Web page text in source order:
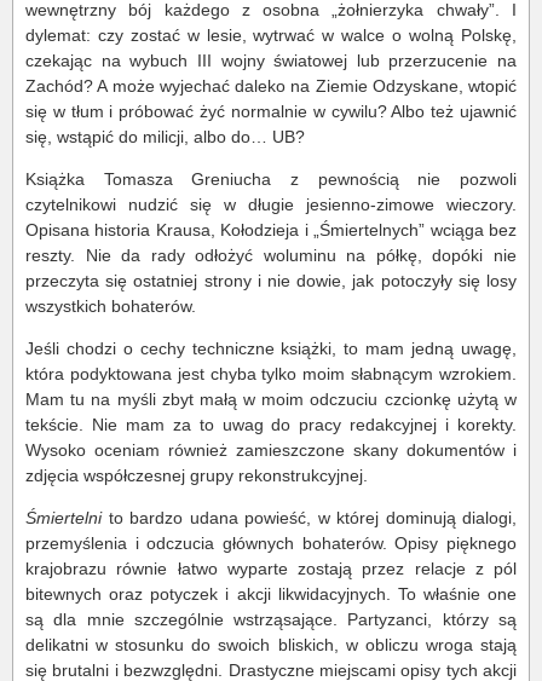
wewnętrzny bój każdego z osobna „żołnierzyka chwały”. I
dylemat: czy zostać w lesie, wytrwać w walce o wolną Polskę,
czekając na wybuch III wojny światowej lub przerzucenie na
Zachód? A może wyjechać daleko na Ziemie Odzyskane, wtopić
się w tłum i próbować żyć normalnie w cywilu? Albo też ujawnić
się, wstąpić do milicji, albo do… UB?
Książka Tomasza Greniucha z pewnością nie pozwoli
czytelnikowi nudzić się w długie jesienno-zimowe wieczory.
Opisana historia Krausa, Kołodzieja i „Śmiertelnych” wciąga bez
reszty. Nie da rady odłożyć woluminu na półkę, dopóki nie
przeczyta się ostatniej strony i nie dowie, jak potoczyły się losy
wszystkich bohaterów.
Jeśli chodzi o cechy techniczne książki, to mam jedną uwagę,
która podyktowana jest chyba tylko moim słabnącym wzrokiem.
Mam tu na myśli zbyt małą w moim odczuciu czcionkę użytą w
tekście. Nie mam za to uwag do pracy redakcyjnej i korekty.
Wysoko oceniam również zamieszczone skany dokumentów i
zdjęcia współczesnej grupy rekonstrukcyjnej.
Śmiertelnito bardzo udana powieść, w której dominują dialogi,
przemyślenia i odczucia głównych bohaterów. Opisy pięknego
krajobrazu równie łatwo wyparte zostają przez relacje z pól
bitewnych oraz potyczek i akcji likwidacyjnych. To właśnie one
są dla mnie szczególnie wstrząsające. Partyzanci, którzy są
delikatni w stosunku do swoich bliskich, w obliczu wroga stają
się brutalni i bezwzględni. Drastyczne miejscami opisy tych akcji